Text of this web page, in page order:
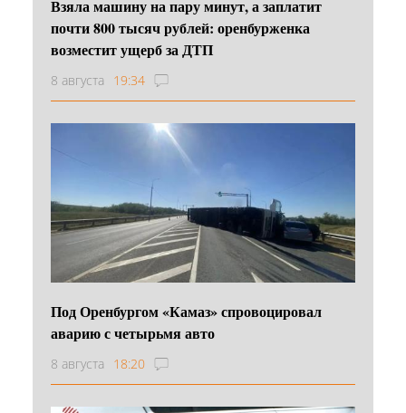
Взяла машину на пару минут, а заплатит
почти 800 тысяч рублей: оренбурженка
возместит ущерб за ДТП
8 августа 19:34
Под Оренбургом «Камаз» спровоцировал
аварию с четырьмя авто
8 августа 18:20